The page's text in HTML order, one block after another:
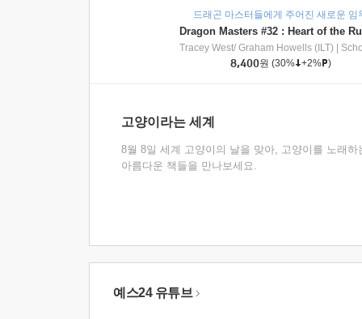
드래곤 마스터들에게 주어진 새로운 임
Tracey West/ Graham Howells (ILT)
8,400원 (30% +2% )
고양이라는 세계
8월 8일 세계 고양이의 날을 맞아, 고양이를 노래하
아름다운 책들을 만나보세요.
예스24 유튜브